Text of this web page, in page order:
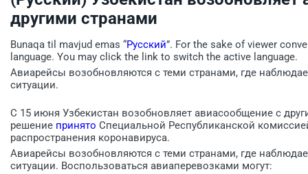
другими странами
Bunaqa til mavjud emas “Русский”. For the sake of viewer
language. You may click the link to switch the active language.
Авиарейсы возобновляются с теми странами, где
ситуации.
C 15 июня Узбекистан возобновляет авиасообщение с
решение принято Специальной Республиканской
распространения коронавируса.
Авиарейсы возобновляются с теми странами, где
ситуации. Воспользоваться авиаперевозками могут: